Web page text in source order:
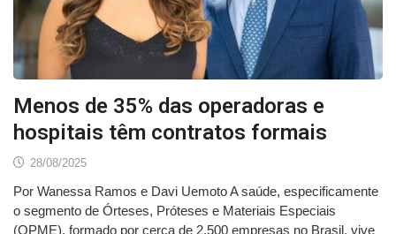
Menos de 35% das operadoras e
hospitais têm contratos formais
28/08/2025
Por Wanessa Ramos e Davi Uemoto A saúde, especificamente
o segmento de Órteses, Próteses e Materiais Especiais
(OPME), formado por cerca de 2.500 empresas no Brasil, vive